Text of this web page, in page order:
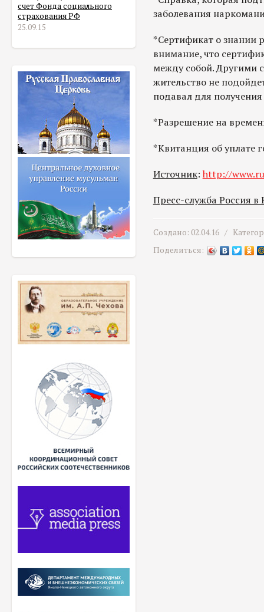
счет Фонда социального
страхования РФ
25.09.15
заболевания
*Сертификат о знании
внимание, что
между собой. Другими
жительство не
подавал для
*Разрешение на
*Квитанция об уплате
Источник: http://
Пресс-служба Россия в
Создано: 02.04.16 /
Поделиться: